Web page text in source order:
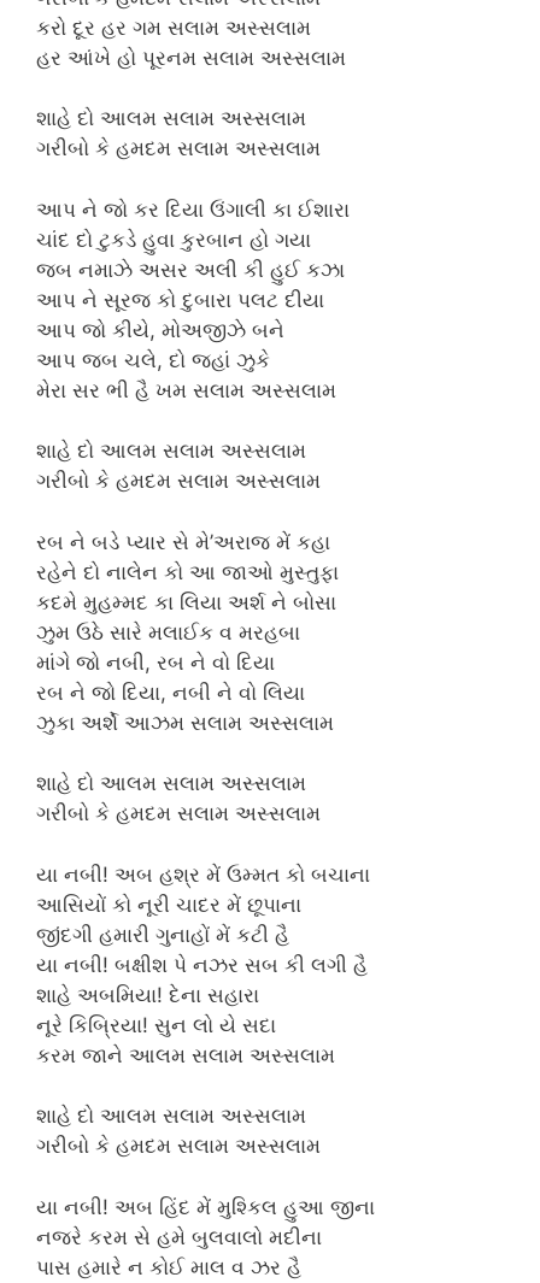
કરો દૂર હર ગમ સલામ અસ્સલામ
હર આંખે હો પૂરનમ સલામ અસ્સલામ
શાહે દો આલમ સલામ અસ્સલામ
ગરીબો કે હમદમ સલામ અસ્સલામ
આપ ને જો કર દિયા ઉંગાલી કા ઈશારા
ચાંદ દો ટુકડે હુવા કુરબાન હો ગયા
જબ નમાઝે અસર અલી કી હુઈ કઝા
આપ ને સૂરજ કો દુબારા પલટ દીયા
આપ જો કીયે, મોઅજીઝે બને
આપ જબ ચલે, દો જહાં ઝુકે
મેરા સર ભી હૈ ખમ સલામ અસ્સલામ
શાહે દો આલમ સલામ અસ્સલામ
ગરીબો કે હમદમ સલામ અસ્સલામ
રબ ને બડે પ્યાર સે મે’અરાજ મેં કહા
રહેને દો નાલેન કો આ જાઓ મુસ્તુફા
કદમે મુહમ્મદ કા લિયા અર્શ ને બોસા
ઝુમ ઉઠે સારે મલાઈક વ મરહબા
માંગે જો નબી, રબ ને વો દિયા
રબ ને જો દિયા, નબી ને વો લિયા
ઝુકા અર્શે આઝમ સલામ અસ્સલામ
શાહે દો આલમ સલામ અસ્સલામ
ગરીબો કે હમદમ સલામ અસ્સલામ
યા નબી! અબ હશ્ર મેં ઉમ્મત કો બચાના
આસિયોં કો નૂરી ચાદર મેં છૂપાના
જીંદગી હમારી ગુનાહોં મેં કટી હૈ
યા નબી! બક્ષીશ પે નઝર સબ કી લગી હૈ
શાહે અબમિયા! દેના સહારા
નૂરે કિબ્રિયા! સુન લો યે સદા
કરમ જાને આલમ સલામ અસ્સલામ
શાહે દો આલમ સલામ અસ્સલામ
ગરીબો કે હમદમ સલામ અસ્સલામ
યા નબી! અબ હિંદ મેં મુશ્કિલ હુઆ જીના
નજરે કરમ સે હમે બુલવાલો મદીના
પાસ હમારે ન કોઈ માલ વ ઝર હૈ